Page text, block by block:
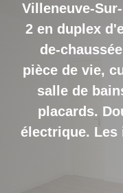
Villeneuve-
2 en duplex
de-
pièce de vie,
salle de
placards.
électrique. Les